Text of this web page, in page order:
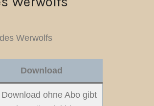
Werwolfs
Download
ohne Abo gibt